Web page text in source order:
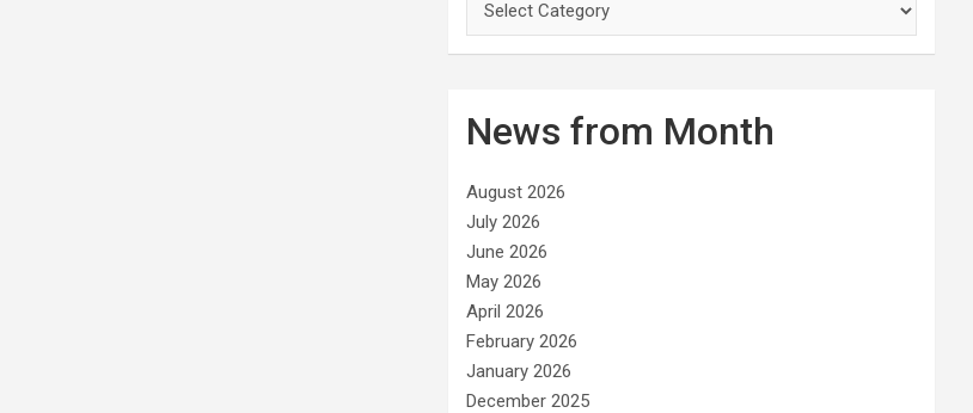
o
r
e
s
News from Month
August 2026
July 2026
June 2026
May 2026
April 2026
February 2026
January 2026
December 2025